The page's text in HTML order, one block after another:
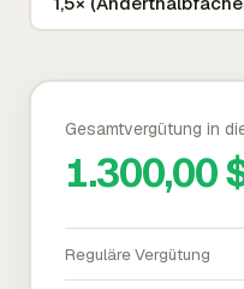
Gesamtvergütung in
1.300,00
Reguläre Vergütung